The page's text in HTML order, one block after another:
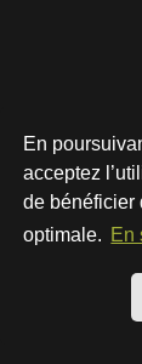
En
acceptez
de bénéficier
optimale. En